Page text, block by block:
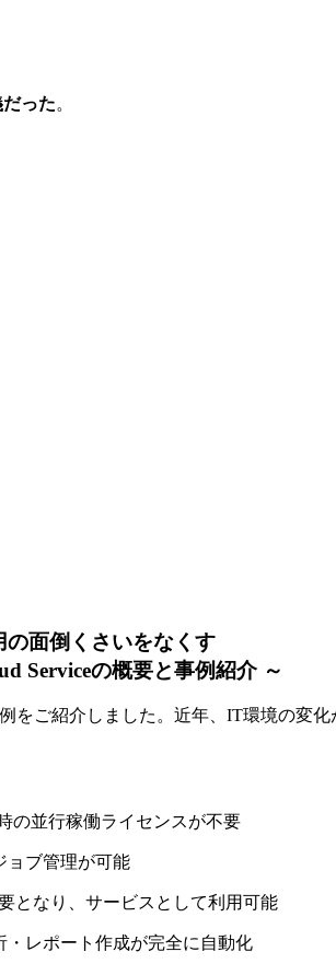
った。
の面倒くさいをなくす
Serviceの概要と事例紹介 ～
ご紹介しました。近年、IT環境の変
の並行稼働ライセンスが不要
ョブ管理が可能
となり、サービスとして利用可能
・レポート作成が完全に自動化